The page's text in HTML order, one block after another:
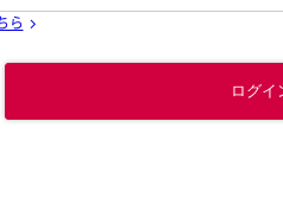
ら